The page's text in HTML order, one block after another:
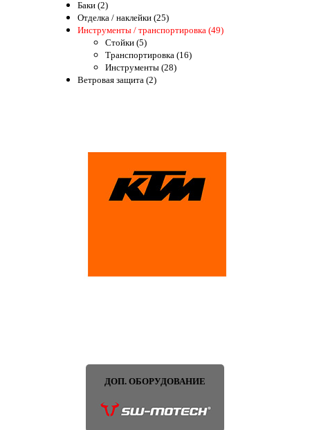
Баки (2)
Отделка / наклейки (25)
Инструменты / транспортировка (49)
Стойки (5)
Транспортировка (16)
Инструменты (28)
Ветровая защита (2)
ДОП. ОБОРУДОВАНИЕ